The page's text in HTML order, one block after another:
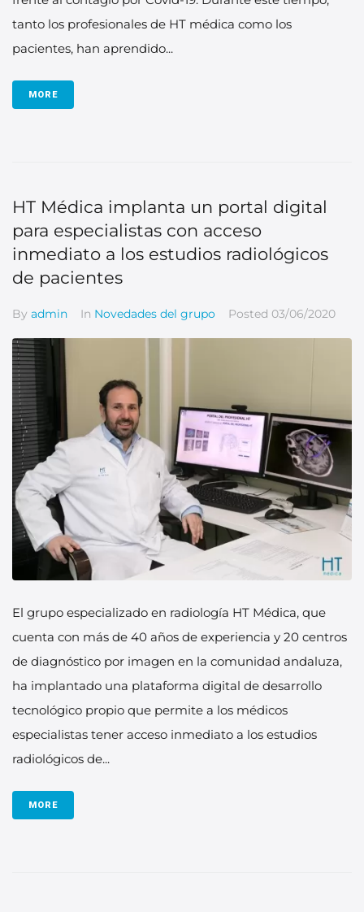
tanto los profesionales de HT médica como los
pacientes, han aprendido...
MORE
HT Médica implanta un portal digital
para especialistas con acceso
inmediato a los estudios radiológicos
de pacientes
By admin In Novedades del grupo Posted 03/06/2020
El grupo especializado en radiología HT Médica, que
cuenta con más de 40 años de experiencia y 20 centros
de diagnóstico por imagen en la comunidad andaluza,
ha implantado una plataforma digital de desarrollo
tecnológico propio que permite a los médicos
especialistas tener acceso inmediato a los estudios
radiológicos de...
MORE